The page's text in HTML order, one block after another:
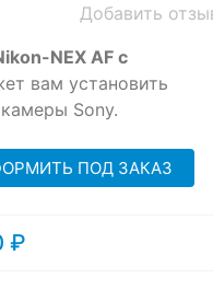
Добавить
NEX AF с
вам установить
Sony.
ПОД ЗАКАЗ
₽